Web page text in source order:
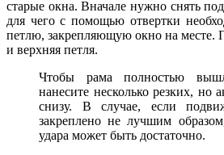
старые окна. Вначале нужно снять
для чего с помощью отвертки
петлю, закрепляющую окно на месте.
и верхняя петля.
Чтобы рама полностью
нанесите несколько резких, но
снизу. В случае, если
закреплено не лучшим
удара может быть достаточно.